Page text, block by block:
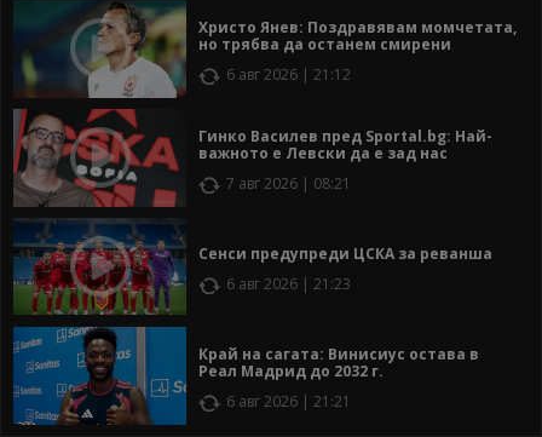
Христо Янев: Поздравявам момчетата,
но трябва да останем смирени
6 авг 2026 | 21:12
Гинко Василев пред Sportal.bg: Най-
важното е Левски да е зад нас
7 авг 2026 | 08:21
Сенси предупреди ЦСКА за реванша
6 авг 2026 | 21:23
Край на сагата: Винисиус остава в
Реал Мадрид до 2032 г.
6 авг 2026 | 21:21